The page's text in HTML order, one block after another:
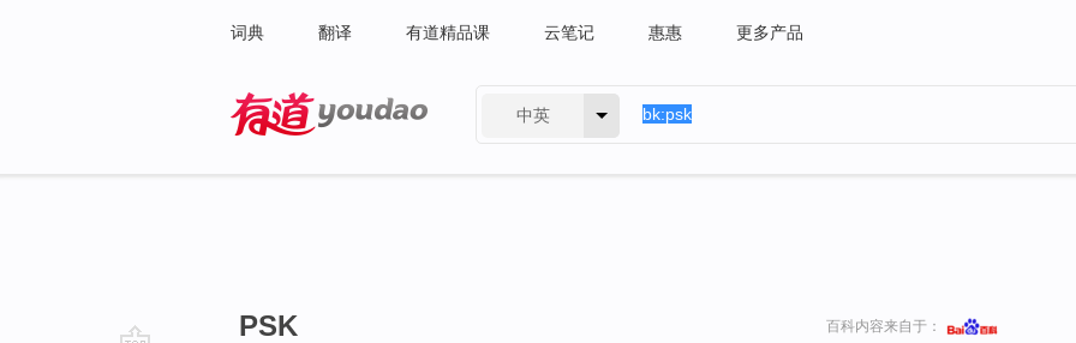
词典 翻译 有道精品课 云笔记 惠惠 更多产品
中英
PSK 百科内容来自于：